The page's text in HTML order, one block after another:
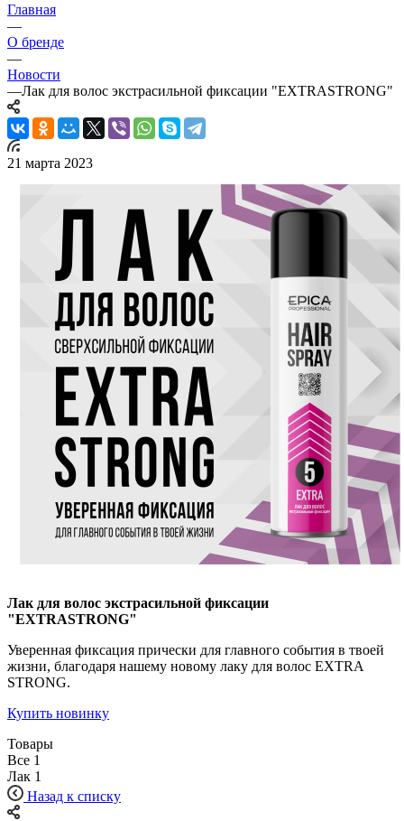
Главная
—
О бренде
—
Новости
—Лак для волос экстрасильной фиксации "EXTRASTRONG"
21 марта 2023
Лак для волос экстрасильной фиксации
"EXTRASTRONG"
Уверенная фиксация прически для главного события в твоей
жизни, благодаря нашему новому лаку для волос EXTRA
STRONG.
Купить новинку
Товары
Все 1
Лак 1
Назад к списку